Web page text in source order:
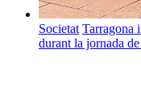
Societat Tarragona
durant la jornada